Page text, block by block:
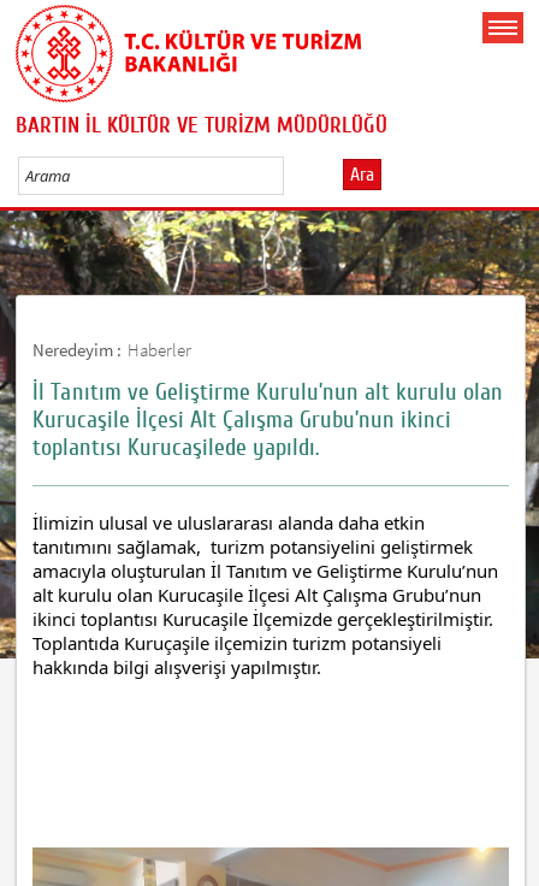
BARTIN İL KÜLTÜR VE TURİZM MÜDÜRLÜĞÜ
Ara
Neredeyim : Haberler
İl Tanıtım ve Geliştirme Kurulu’nun alt kurulu olan
Kurucaşile İlçesi Alt Çalışma Grubu’nun ikinci
toplantısı Kurucaşilede yapıldı.
İlimizin ulusal ve uluslararası alanda daha etkin
tanıtımını sağlamak,  turizm potansiyelini geliştirmek
amacıyla oluşturulan İl Tanıtım ve Geliştirme Kurulu’nun
alt kurulu olan Kurucaşile İlçesi Alt Çalışma Grubu’nun
ikinci toplantısı Kurucaşile İlçemizde gerçekleştirilmiştir.
Toplantıda Kuruçaşile ilçemizin turizm potansiyeli
hakkında bilgi alışverişi yapılmıştır.